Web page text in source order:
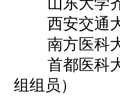
西安交通大
南方医科大
首都医科大
组组员）